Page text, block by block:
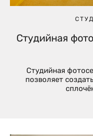
Студийная
Студийная
позволяет